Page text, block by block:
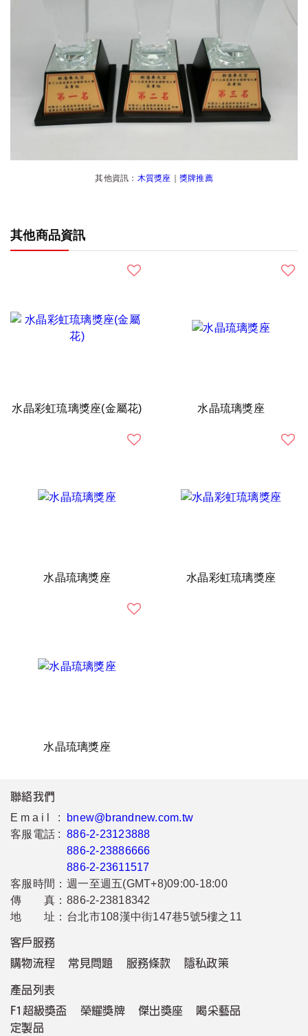
其他資訊： 木質獎座 獎牌推薦
其他商品資訊
水晶彩虹琉璃獎座(金屬花) 水晶琉璃獎座
水晶琉璃獎座 水晶彩虹琉璃獎座
水晶琉璃獎座
聯絡我們
Email :
bnew@brandnew.com.tw
客服電話 : 886-2-23123888
886-2-23886666
886-2-23611517
客服時間： 週一至週五(GMT+8)09:00-18:00
傳 真： 886-2-23818342
地 址： 台北市108漢中街147巷5號5樓之11
客戶服務
購物流程
常見問題 服務條款 隱私政策
產品列表
F1超級獎盃
榮耀獎牌 傑出獎座
喝采藝品
定製品